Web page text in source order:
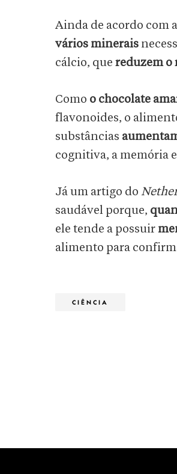
Ainda de acordo com
vários minerais
cálcio, que reduzem o
Como o chocolate
flavonoides, o
substâncias
cognitiva, a memória
Já um artigo do
saudável porque,
ele tende a possuir
alimento para
CIÊNCIA